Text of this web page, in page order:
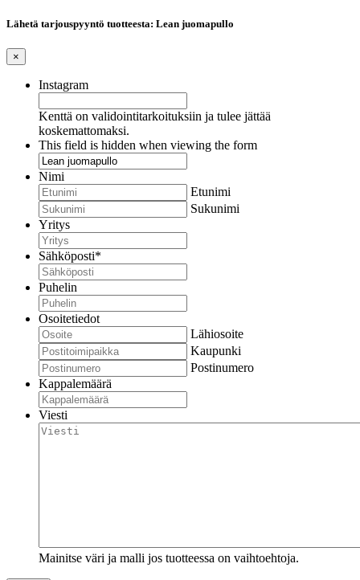
Lähetä tarjouspyyntö tuotteesta: Lean juomapullo
×
Instagram
Kenttä on validointitarkoituksiin ja tulee jättää
koskemattomaksi.
This field is hidden when viewing the form
Nimi
Etunimi
Sukunimi
Yritys
Sähköposti*
Puhelin
Osoitetiedot
Lähiosoite
Kaupunki
Postinumero
Kappalemäärä
Viesti
Mainitse väri ja malli jos tuotteessa on vaihtoehtoja.